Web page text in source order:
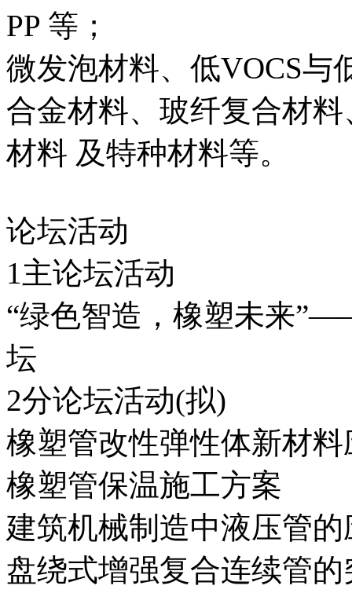
PP 等；
微发泡材料、低VOCS与
合金材料、玻纤复合材
材料 及特种材料等。
论坛活动
1主论坛活动
“绿色智造，橡塑未来
坛
2分论坛活动(拟)
橡塑管改性弹性体新材料
橡塑管保温施工方案
建筑机械制造中液压管的
盘绕式增强复合连续管